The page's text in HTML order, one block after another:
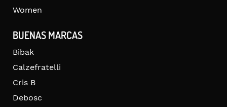
Women
BUENAS MARCAS
Bibak
Calzefratelli
Cris B
Debosc